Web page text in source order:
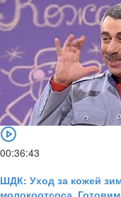
00:36:43
ШДК: Уход за кожей
молокоотсоса.